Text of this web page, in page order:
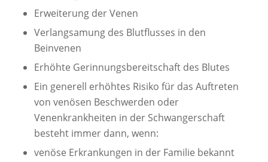
Erweiterung der Venen
Verlangsamung des Blutflusses in den
Beinvenen
Erhöhte Gerinnungsbereitschaft des Blutes
Ein generell erhöhtes Risiko für das Auftreten
von venösen Beschwerden oder
Venenkrankheiten in der Schwangerschaft
besteht immer dann, wenn:
venöse Erkrankungen in der Familie bekannt